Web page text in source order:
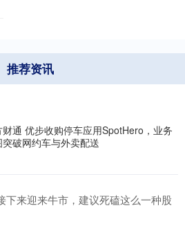
推荐资讯
财通 优步收购停车应用SpotHero，业务
突破网约车与外卖配送
下来迎来牛市，建议死磕这么一种股